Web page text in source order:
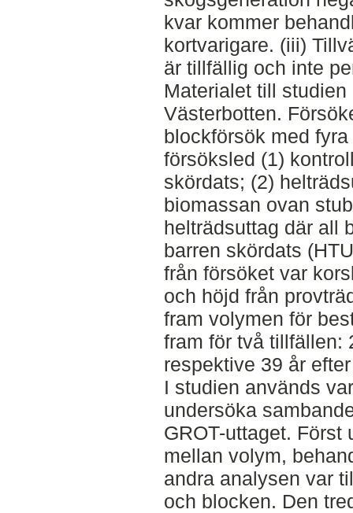
kvar kommer
kortvarigare. (iii)
är tillfällig och inte
Materialet till
Västerbotten.
blockförsök med
försöksled (1)
skördats; (2)
biomassan ovan
helträdsuttag där all
barren skördats
från försöket var
och höjd från
fram volymen för
fram för två tillfällen:
respektive 39 år
I studien används
undersöka
GROT-uttaget. Först
mellan volym,
andra analysen var
och blocken. Den